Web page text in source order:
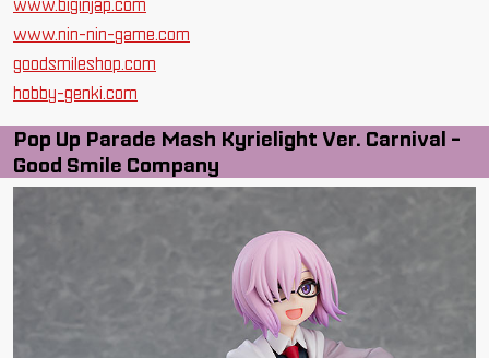
www.nin-nin-game.com
goodsmileshop.com
hobby-genki.com
Pop Up Parade Mash Kyrielight Ver. Carnival -
Good Smile Company